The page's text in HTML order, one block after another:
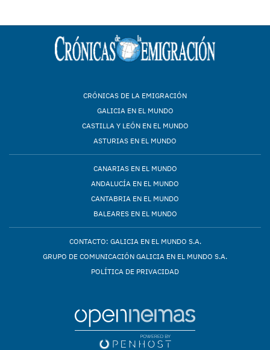
CRÓNICAS DE LA EMIGRACIÓN
GALICIA EN EL MUNDO
CASTILLA Y LEÓN EN EL MUNDO
ASTURIAS EN EL MUNDO
CANARIAS EN EL MUNDO
ANDALUCÍA EN EL MUNDO
CANTABRIA EN EL MUNDO
BALEARES EN EL MUNDO
CONTACTO: GALICIA EN EL MUNDO S.A.
GRUPO DE COMUNICACIÓN GALICIA EN EL MUNDO S.A.
POLÍTICA DE PRIVACIDAD